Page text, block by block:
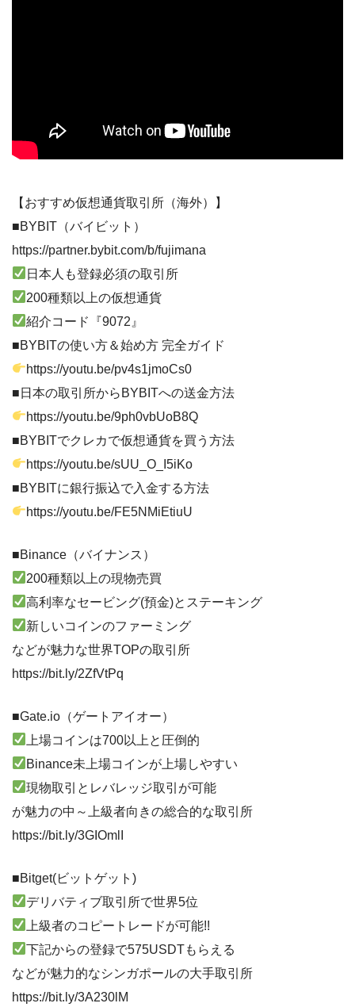
【おすすめ仮想通貨取引所（海外）】
■BYBIT（バイビット）
https://partner.bybit.com/b/fujimana
日本人も登録必須の取引所
200種類以上の仮想通貨
紹介コード『9072』
■BYBITの使い方＆始め方 完全ガイド
https://youtu.be/pv4s1jmoCs0
■日本の取引所からBYBITへの送金方法
https://youtu.be/9ph0vbUoB8Q
■BYBITでクレカで仮想通貨を買う方法
https://youtu.be/sUU_O_I5iKo
■BYBITに銀行振込で入金する方法
https://youtu.be/FE5NMiEtiuU
■Binance（バイナンス）
200種類以上の現物売買
高利率なセービング(預金)とステーキング
新しいコインのファーミング
などが魅力な世界TOPの取引所
https://bit.ly/2ZfVtPq
■Gate.io（ゲートアイオー）
上場コインは700以上と圧倒的
Binance未上場コインが上場しやすい
現物取引とレバレッジ取引が可能
が魅力の中～上級者向きの総合的な取引所
https://bit.ly/3GIOmlI
■Bitget(ビットゲット)
デリバティブ取引所で世界5位
上級者のコピートレードが可能!!
下記からの登録で575USDTもらえる
などが魅力的なシンガポールの大手取引所
https://bit.ly/3A230lM